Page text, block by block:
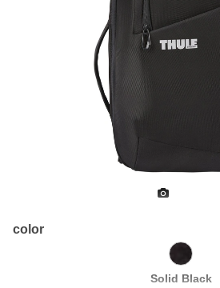
color
Solid Black